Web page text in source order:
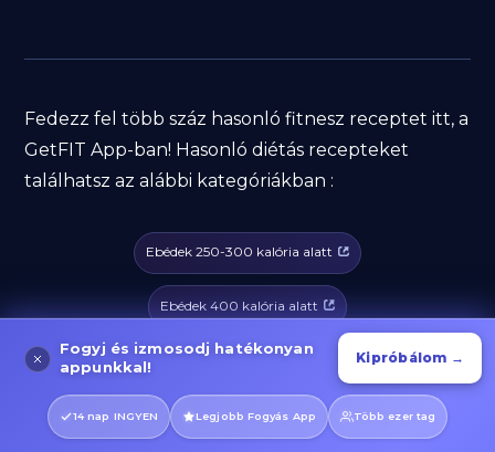
Fedezz fel több száz hasonló fitnesz receptet itt, a
GetFIT App-ban! Hasonló diétás recepteket
találhatsz az alábbi kategóriákban :
Ebédek 250-300 kalória alatt
Ebédek 400 kalória alatt
Ebédek 500 kalória alatt
Ebédek 600 kalória alatt
Fogyj és izmosodj hatékonyan
appunkkal!
Kipróbálom →
14 nap INGYEN Legjobb Fogyás App Több ezer tag